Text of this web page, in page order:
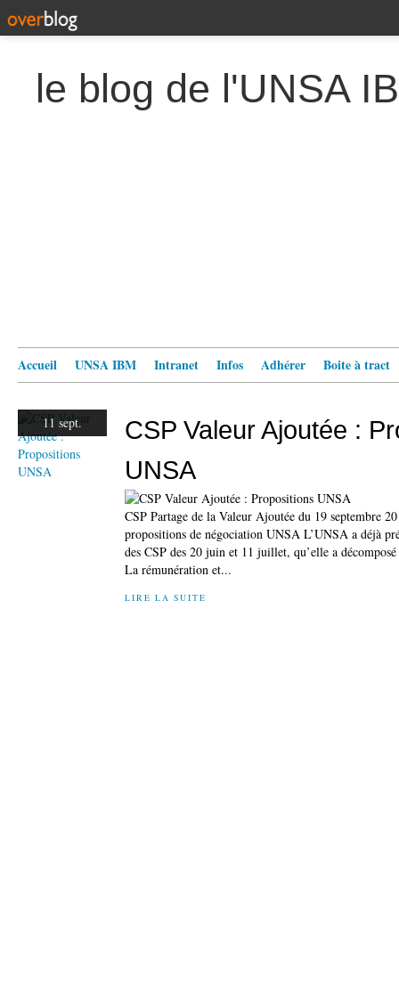
le blog de l'UNSA
Accueil UNSA IBM Intranet Infos Adhérer Boite à tract
11 sept.
CSP Valeur Ajoutée :
UNSA
CSP Partage de la Valeur Ajoutée du 19 septembre
propositions de négociation UNSA L’UNSA a déjà
des CSP des 20 juin et 11 juillet, qu’elle a
La rémunération et...
LIRE LA SUITE